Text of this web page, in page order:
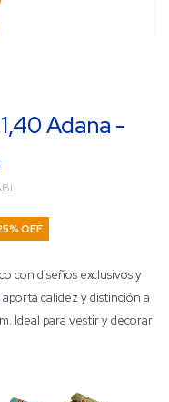
Adana -
con diseños exclusivos y
calidez y distinción a
Ideal para vestir y decorar